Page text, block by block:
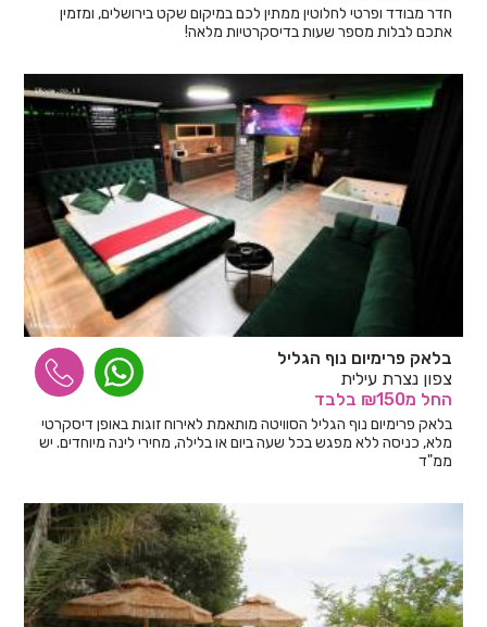
חדר מבודד ופרטי לחלוטין ממתין לכם במיקום שקט בירושלים, ומזמין
אתכם לבלות מספר שעות בדיסקרטיות מלאה!
בלאק פרימיום נוף הגליל
צפון נצרת עילית
החל מ₪150 בלבד
בלאק פרימיום נוף הגליל הסוויטה מותאמת לאירוח זוגות באופן דיסקרטי
מלא, כניסה ללא מפגש בכל שעה ביום או בלילה, מחירי לינה מיוחדים. יש
ממ"ד